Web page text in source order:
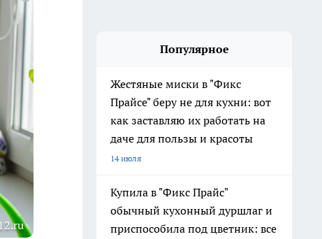
Популярное
Жестяные миски в "Фикс
Прайсе" беру не для кухни: вот
как заставляю их работать на
даче для пользы и красоты
14 июля
Купила в "Фикс Прайс"
обычный кухонный дуршлаг и
приспособила под цветник: все